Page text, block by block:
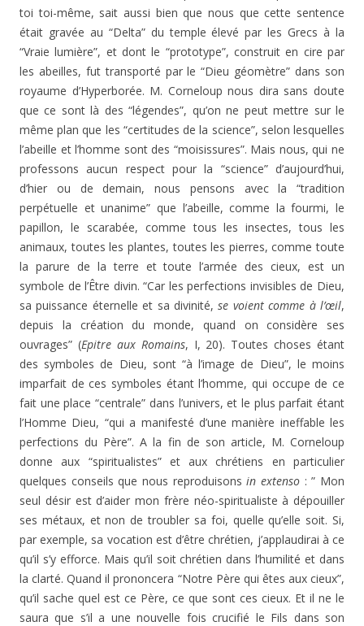
toi toi-même, sait aussi bien que nous que cette sentence
était gravée au “Delta” du temple élevé par les Grecs à la
“Vraie lumière”, et dont le “prototype”, construit en cire par
les abeilles, fut transporté par le “Dieu géomètre” dans son
royaume d’Hyperborée. M. Corneloup nous dira sans doute
que ce sont là des “légendes”, qu’on ne peut mettre sur le
même plan que les “certitudes de la science”, selon lesquelles
l’abeille et l’homme sont des “moisissures”. Mais nous, qui ne
professons aucun respect pour la “science” d’aujourd’hui,
d’hier ou de demain, nous pensons avec la “tradition
perpétuelle et unanime” que l’abeille, comme la fourmi, le
papillon, le scarabée, comme tous les insectes, tous les
animaux, toutes les plantes, toutes les pierres, comme toute
la parure de la terre et toute l’armée des cieux, est un
symbole de l’Être divin. “Car les perfections invisibles de Dieu,
sa puissance éternelle et sa divinité,se voient comme à l’œil,
depuis la création du monde, quand on considère ses
ouvrages” (Epitre aux Romains, I, 20). Toutes choses étant
des symboles de Dieu, sont “à l’image de Dieu”, le moins
imparfait de ces symboles étant l’homme, qui occupe de ce
fait une place “centrale” dans l’univers, et le plus parfait étant
l’Homme Dieu, “qui a manifesté d’une manière ineffable les
perfections du Père”. A la fin de son article, M. Corneloup
donne aux “spiritualistes” et aux chrétiens en particulier
quelques conseils que nous reproduisonsin extenso : ” Mon
seul désir est d’aider mon frère néo-spiritualiste à dépouiller
ses métaux, et non de troubler sa foi, quelle qu’elle soit. Si,
par exemple, sa vocation est d’être chrétien, j’applaudirai à ce
qu’il s’y efforce. Mais qu’il soit chrétien dans l’humilité et dans
la clarté. Quand il prononcera “Notre Père qui êtes aux cieux”,
qu’il sache quel est ce Père, ce que sont ces cieux. Et il ne le
saura que s’il a une nouvelle fois crucifié le Fils dans son